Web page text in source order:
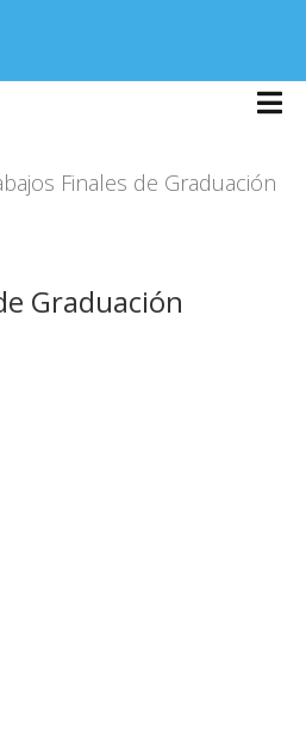
Finales de Graduación
Graduación